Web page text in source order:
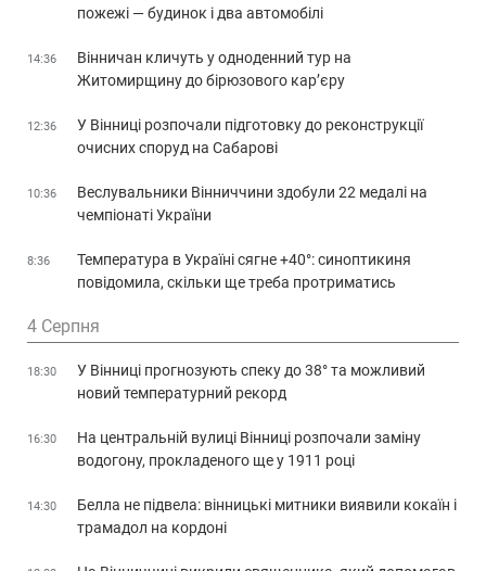
пожежі — будинок і два автомобілі
14:36
Вінничан кличуть у одноденний тур на
Житомирщину до бірюзового кар’єру
12:36
У Вінниці розпочали підготовку до реконструкції
очисних споруд на Сабарові
10:36
Веслувальники Вінниччини здобули 22 медалі на
чемпіонаті України
8:36
Температура в Україні сягне +40°: синоптикиня
повідомила, скільки ще треба протриматись
4 Серпня
18:30
У Вінниці прогнозують спеку до 38° та можливий
новий температурний рекорд
16:30
На центральній вулиці Вінниці розпочали заміну
водогону, прокладеного ще у 1911 році
14:30
Белла не підвела: вінницькі митники виявили кокаїн і
трамадол на кордоні